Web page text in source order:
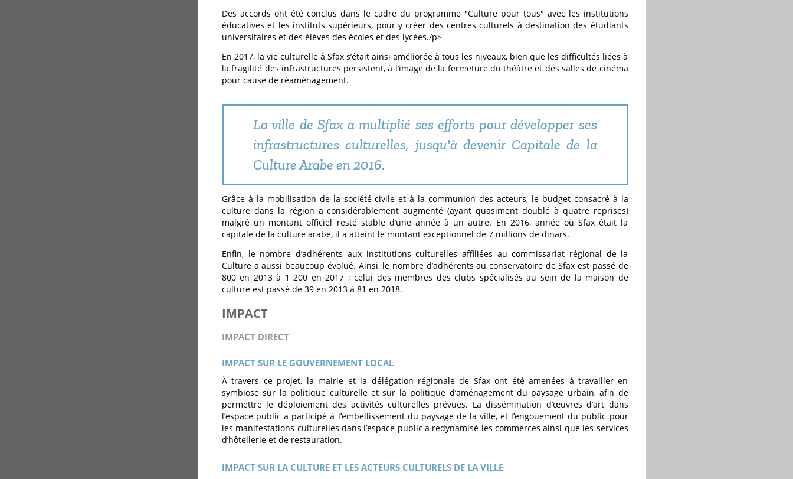
Des accords ont été conclus dans le cadre du programme "Culture pour tous" avec les institutions
éducatives et les instituts supérieurs, pour y créer des centres culturels à destination des étudiants
universitaires et des élèves des écoles et des lycées./p>
En 2017, la vie culturelle à Sfax s’était ainsi améliorée à tous les niveaux, bien que les difficultés liées à
la fragilité des infrastructures persistent, à l’image de la fermeture du théâtre et des salles de cinéma
pour cause de réaménagement.
La ville de Sfax a multiplié ses efforts pour développer ses
infrastructures culturelles, jusqu'à devenir Capitale de la
Culture Arabe en 2016.
Grâce à la mobilisation de la société civile et à la communion des acteurs, le budget consacré à la
culture dans la région a considérablement augmenté (ayant quasiment doublé à quatre reprises)
malgré un montant officiel resté stable d’une année à un autre. En 2016, année où Sfax était la
capitale de la culture arabe, il a atteint le montant exceptionnel de 7 millions de dinars.
Enfin, le nombre d’adhérents aux institutions culturelles affiliées au commissariat régional de la
Culture a aussi beaucoup évolué. Ainsi, le nombre d’adhérents au conservatoire de Sfax est passé de
800 en 2013 à 1 200 en 2017 ; celui des membres des clubs spécialisés au sein de la maison de
culture est passé de 39 en 2013 à 81 en 2018.
IMPACT
IMPACT DIRECT
IMPACT SUR LE GOUVERNEMENT LOCAL
À travers ce projet, la mairie et la délégation régionale de Sfax ont été amenées à travailler en
symbiose sur la politique culturelle et sur la politique d’aménagement du paysage urbain, afin de
permettre le déploiement des activités culturelles prévues. La dissémination d’œuvres d’art dans
l’espace public a participé à l’embellissement du paysage de la ville, et l’engouement du public pour
les manifestations culturelles dans l’espace public a redynamisé les commerces ainsi que les services
d’hôtellerie et de restauration.
IMPACT SUR LA CULTURE ET LES ACTEURS CULTURELS DE LA VILLE